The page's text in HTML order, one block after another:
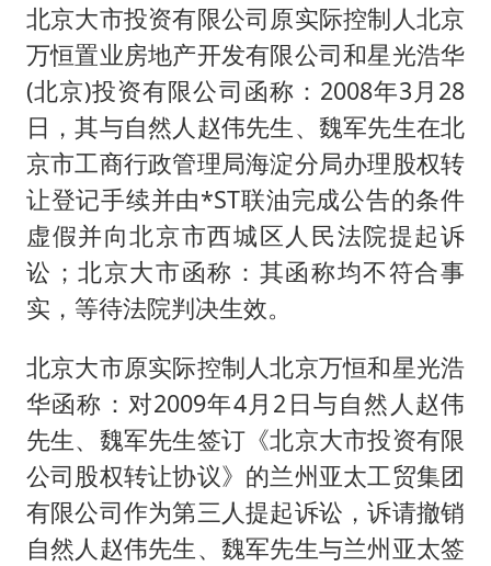
北京大市投资有限公司原实际控制人北京
万恒置业房地产开发有限公司和星光浩华
(北京)投资有限公司函称：2008年3月28
日，其与自然人赵伟先生、魏军先生在北
京市工商行政管理局海淀分局办理股权转
让登记手续并由*ST联油完成公告的条件
虚假并向北京市西城区人民法院提起诉
讼；北京大市函称：其函称均不符合事
实，等待法院判决生效。
北京大市原实际控制人北京万恒和星光浩
华函称：对2009年4月2日与自然人赵伟
先生、魏军先生签订《北京大市投资有限
公司股权转让协议》的兰州亚太工贸集团
有限公司作为第三人提起诉讼，诉请撤销
自然人赵伟先生、魏军先生与兰州亚太签